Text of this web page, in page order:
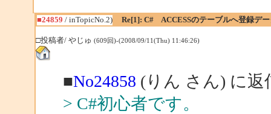
■24859 / inTopicNo.2) Re[1]: C# ACCESSのテーブルへ登録デ
□投稿者/ やじゅ (609回)-(2008/09/11(Thu) 11:46:26)
■No24858 (りん さん) に返
> C#初心者です。